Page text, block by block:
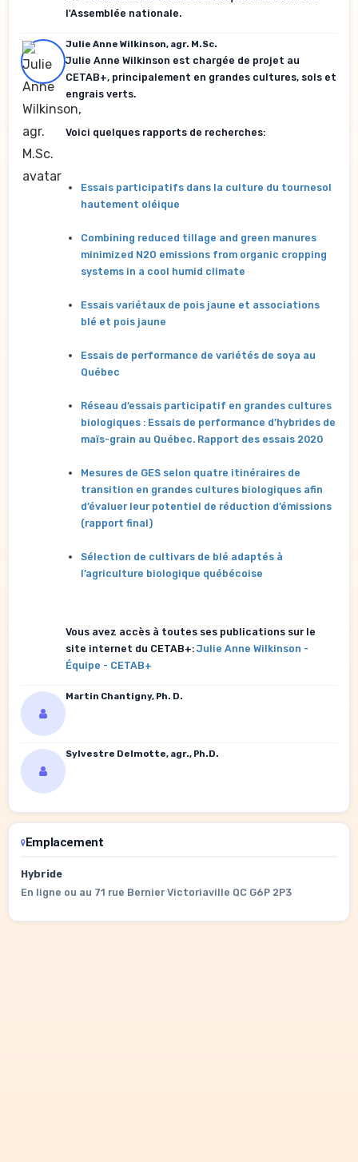
l'Assemblée nationale.
Julie Anne Wilkinson, agr. M.Sc.
Julie Anne Wilkinson est chargée de projet au
CETAB+, principalement en grandes cultures, sols et
engrais verts.
Voici quelques rapports de recherches:
Essais participatifs dans la culture du tournesol
hautement oléique
Combining reduced tillage and green manures
minimized N2O emissions from organic cropping
systems in a cool humid climate
Essais variétaux de pois jaune et associations
blé et pois jaune
Essais de performance de variétés de soya au
Québec
Réseau d’essais participatif en grandes cultures
biologiques : Essais de performance d’hybrides de
maïs-grain au Québec. Rapport des essais 2020
Mesures de GES selon quatre itinéraires de
transition en grandes cultures biologiques afin
d’évaluer leur potentiel de réduction d’émissions
(rapport final)
Sélection de cultivars de blé adaptés à
l’agriculture biologique québécoise
Vous avez accès à toutes ses publications sur le
site internet du CETAB+: Julie Anne Wilkinson -
Équipe - CETAB+
Martin Chantigny, Ph. D.
Sylvestre Delmotte, agr., Ph.D.
Emplacement
Hybride
En ligne ou au 71 rue Bernier Victoriaville QC G6P 2P3